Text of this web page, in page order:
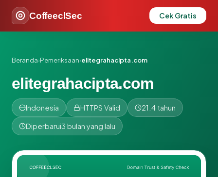
CoffeeclSec Cek Gratis
Beranda›Pemeriksaan›elitegrahacipta.com
elitegrahacipta.com
Indonesia HTTPS Valid 21.4 tahun
Diperbarui3 bulan yang lalu